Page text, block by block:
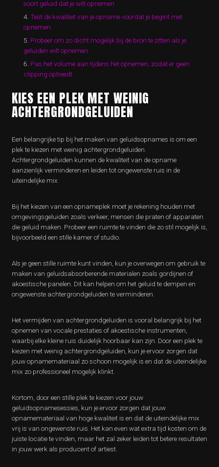
soort geluid dat je wilt opnemen
Test de kwaliteit van je opname voordat je begint met
opnemen
Probeer om zo dicht mogelijk bij de bron te zitten als je
geluiden wilt opnemen
Pas het volume aan tijdens het opnemen, zodat er geen
clipping optreedt
KIES EEN PLEK MET WEINIG
ACHTERGRONDGELUIDEN
Een belangrijke tip bij het maken van geluidsopnames is om een
plek te kiezen met weinig achtergrondgeluiden.
Achtergrondgeluiden kunnen de kwaliteit van de opname
aanzienlijk verminderen en leiden tot ongewenste ruis in de
uiteindelijke mix.
Bij het kiezen van een opnameplek moet je rekening houden met
omgevingsgeluiden zoals verkeer, mensen die praten of apparaten
die geluid maken. Probeer een ruimte te vinden die zo stil mogelijk is,
bijvoorbeeld een stille kamer of studio.
Als je geen stille ruimte kunt vinden, kun je overwegen om gebruik te
maken van geluidsabsorberende materialen zoals gordijnen of
akoestische panelen. Dit kan helpen om het geluid te dempen en
ongewenste achtergrondgeluiden te verminderen.
Het vermijden van achtergrondgeluiden is vooral belangrijk bij het
opnemen van vocale prestaties of akoestische instrumenten,
waarbij elke kleine ruis duidelijk hoorbaar kan zijn. Door een plek te
kiezen met weinig achtergrondgeluiden, kun je ervoor zorgen dat
jouw opnamemateriaal zo schoon mogelijk is en dat de uiteindelijke
mix zo professioneel mogelijk klinkt.
Kortom, door een stille plek te kiezen voor jouw
geluidsopnamesessies, kun je ervoor zorgen dat jouw
opnamemateriaal van hoge kwaliteit is en dat de uiteindelijke mix
vrij is van ongewenste ruis. Het kan even wat extra tijd kosten om de
juiste locatie te vinden, maar het zal zeker leiden tot betere resultaten
in jouw werk als producent of artiest.